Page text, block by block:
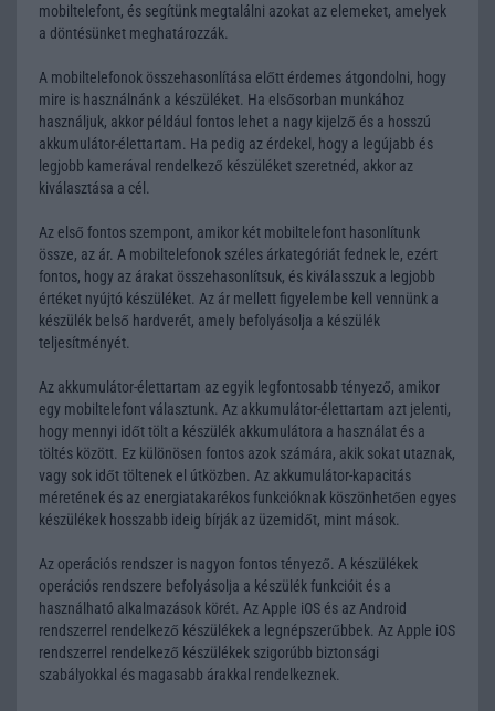
mobiltelefont, és segítünk megtalálni azokat az elemeket, amelyek
a döntésünket meghatározzák.
A mobiltelefonok összehasonlítása előtt érdemes átgondolni, hogy
mire is használnánk a készüléket. Ha elsősorban munkához
használjuk, akkor például fontos lehet a nagy kijelző és a hosszú
akkumulátor-élettartam. Ha pedig az érdekel, hogy a legújabb és
legjobb kamerával rendelkező készüléket szeretnéd, akkor az
kiválasztása a cél.
Az első fontos szempont, amikor két mobiltelefont hasonlítunk
össze, az ár. A mobiltelefonok széles árkategóriát fednek le, ezért
fontos, hogy az árakat összehasonlítsuk, és kiválasszuk a legjobb
értéket nyújtó készüléket. Az ár mellett figyelembe kell vennünk a
készülék belső hardverét, amely befolyásolja a készülék
teljesítményét.
Az akkumulátor-élettartam az egyik legfontosabb tényező, amikor
egy mobiltelefont választunk. Az akkumulátor-élettartam azt jelenti,
hogy mennyi időt tölt a készülék akkumulátora a használat és a
töltés között. Ez különösen fontos azok számára, akik sokat utaznak,
vagy sok időt töltenek el útközben. Az akkumulátor-kapacitás
méretének és az energiatakarékos funkcióknak köszönhetően egyes
készülékek hosszabb ideig bírják az üzemidőt, mint mások.
Az operációs rendszer is nagyon fontos tényező. A készülékek
operációs rendszere befolyásolja a készülék funkcióit és a
használható alkalmazások körét. Az Apple iOS és az Android
rendszerrel rendelkező készülékek a legnépszerűbbek. Az Apple iOS
rendszerrel rendelkező készülékek szigorúbb biztonsági
szabályokkal és magasabb árakkal rendelkeznek.